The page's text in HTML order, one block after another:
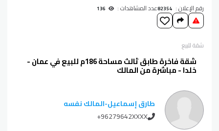
رقم الإعلان : 82354عدد المشاهدات :
شقةللبيع
شقة فاخرة طابق ثالث مساحة 186م للبيع في عمان -
خلدا - مباشرة من المالك
طارق إسماعيل-المالك نفسه
+96279642XXXX